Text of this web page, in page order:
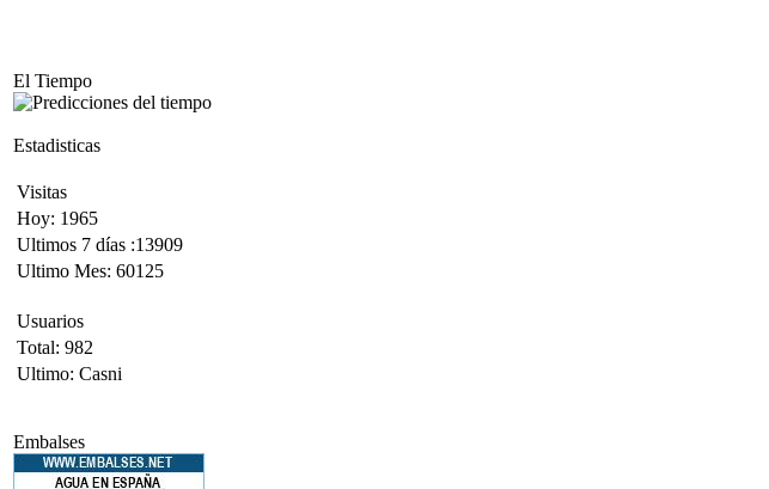
El Tiempo
Estadisticas
Visitas
Hoy: 1965
Ultimos 7 días :13909
Ultimo Mes: 60125
Usuarios
Total: 982
Ultimo: Casni
Embalses